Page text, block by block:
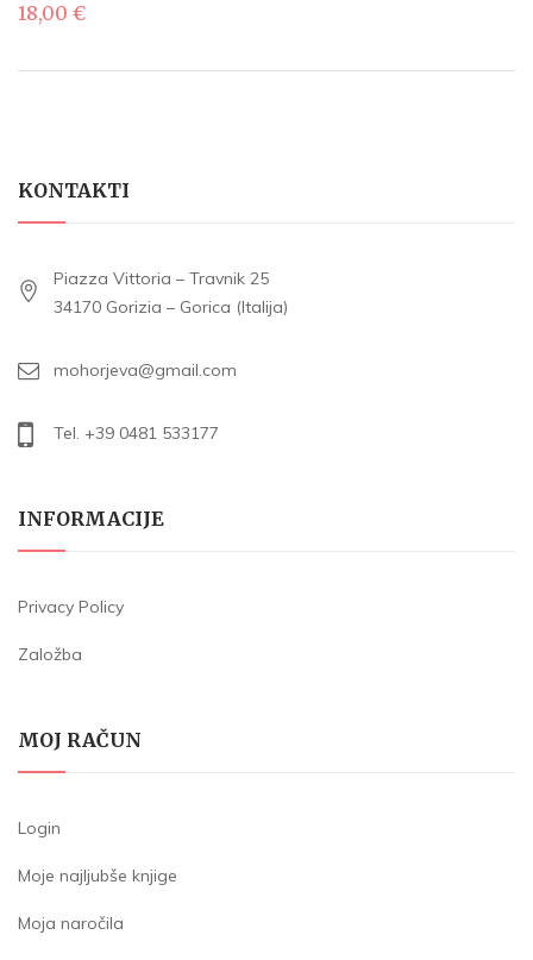
18,00 €
KONTAKTI
Piazza Vittoria – Travnik 25
34170 Gorizia – Gorica (Italija)
mohorjeva@gmail.com
Tel. +39 0481 533177
INFORMACIJE
Privacy Policy
Založba
MOJ RAČUN
Login
Moje najljubše knjige
Moja naročila